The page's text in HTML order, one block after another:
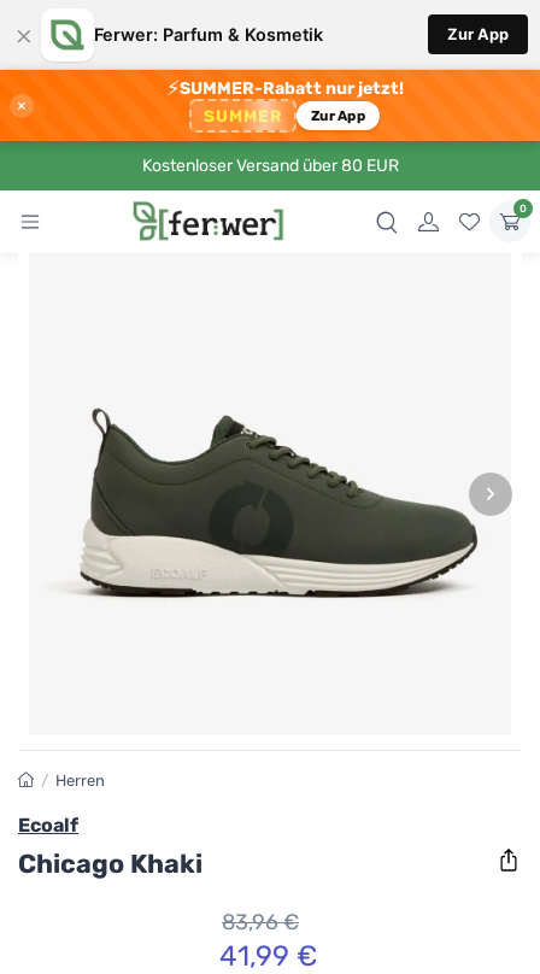
× Ferwer: Parfum & Kosmetik Zur App
×
⚡SUMMER-Rabatt nur jetzt!
SUMMER Zur App
Kostenloser Versand über 80 EUR
0
›
/ Herren
Ecoalf
Chicago Khaki
83,96 €
41,99 €